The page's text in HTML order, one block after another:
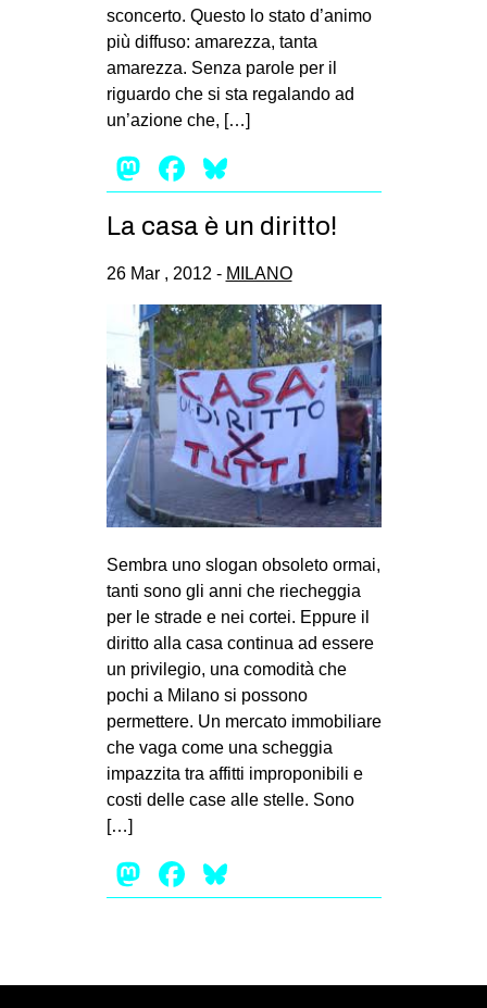
MONDO
EVENTI
ms
SEARCH
sconcerto. Questo lo stato d’animo
più diffuso: amarezza, tanta
amarezza. Senza parole per il
riguardo che si sta regalando ad
un’azione che, […]
Mastodon
Facebook
La casa è un diritto!
26 Mar , 2012 - MILANO
Sembra uno slogan obsoleto ormai,
tanti sono gli anni che riecheggia
per le strade e nei cortei. Eppure il
diritto alla casa continua ad essere
un privilegio, una comodità che
pochi a Milano si possono
permettere. Un mercato immobiliare
che vaga come una scheggia
impazzita tra affitti improponibili e
costi delle case alle stelle. Sono
[…]
Mastodon
Facebook